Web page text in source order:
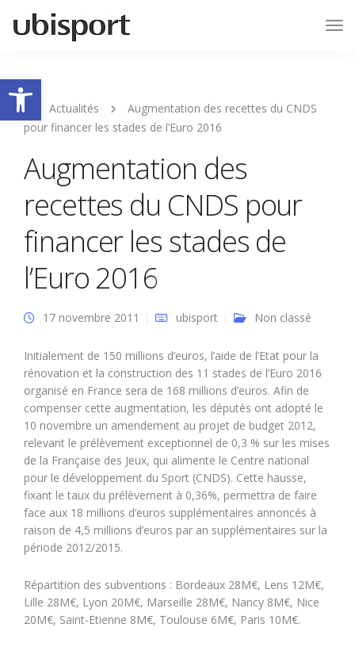
Ouvrir la barre d’outils
Actualités
Augmentation des recettes du CNDS
pour financer les stades de l’Euro 2016
Augmentation des
recettes du CNDS pour
financer les stades de
l’Euro 2016
17 novembre 2011 ubisport Non classé
Initialement de 150 millions d’euros, l’aide de l’Etat pour la
rénovation et la construction des 11 stades de l’Euro 2016
organisé en France sera de 168 millions d’euros. Afin de
compenser cette augmentation, les députés ont adopté le
10 novembre un amendement au projet de budget 2012,
relevant le prélèvement exceptionnel de 0,3 % sur les mises
de la Française des Jeux, qui alimente le Centre national
pour le développement du Sport (CNDS). Cette hausse,
fixant le taux du prélèvement à 0,36%, permettra de faire
face aux 18 millions d’euros supplémentaires annoncés à
raison de 4,5 millions d’euros par an supplémentaires sur la
période 2012/2015.
Répartition des subventions : Bordeaux 28M€, Lens 12M€,
Lille 28M€, Lyon 20M€, Marseille 28M€, Nancy 8M€, Nice
20M€, Saint-Etienne 8M€, Toulouse 6M€, Paris 10M€.